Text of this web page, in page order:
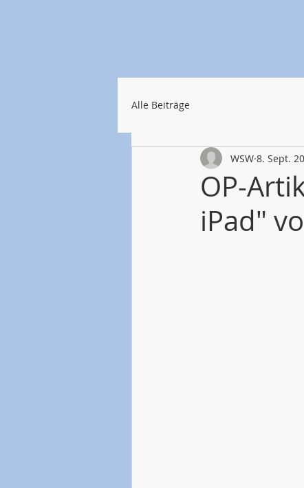
Alle Beiträge
OP-
iPad"
WSW 8. Sept.